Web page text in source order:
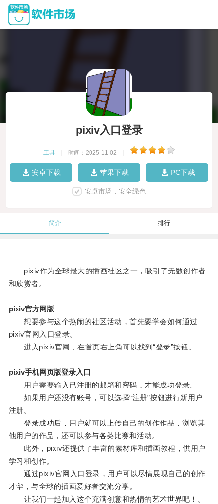
pixiv入口登录
工具 时间：2025-11-02
安卓下载 苹果下载 PC下载
安卓市场，安全绿色
简介 排行
pixiv作为全球最大的插画社区之一，吸引了无数创作者
和欣赏者。
pixiv官方网版
想要参与这个热闹的社区活动，首先要学会如何通过
pixiv官网入口登录。
进入pixiv官网，在首页右上角可以找到“登录”按钮。
pixiv手机网页版登录入口
用户需要输入已注册的邮箱和密码，才能成功登录。
如果用户还没有账号，可以选择“注册”按钮进行新用户
注册。
登录成功后，用户就可以上传自己的创作作品，浏览其
他用户的作品，还可以参与各类比赛和活动。
此外，pixiv还提供了丰富的素材库和插画教程，供用户
学习和创作。
通过pixiv官网入口登录，用户可以尽情展现自己的创作
才华，与全球的插画爱好者交流分享。
让我们一起加入这个充满创意和热情的艺术世界吧！。